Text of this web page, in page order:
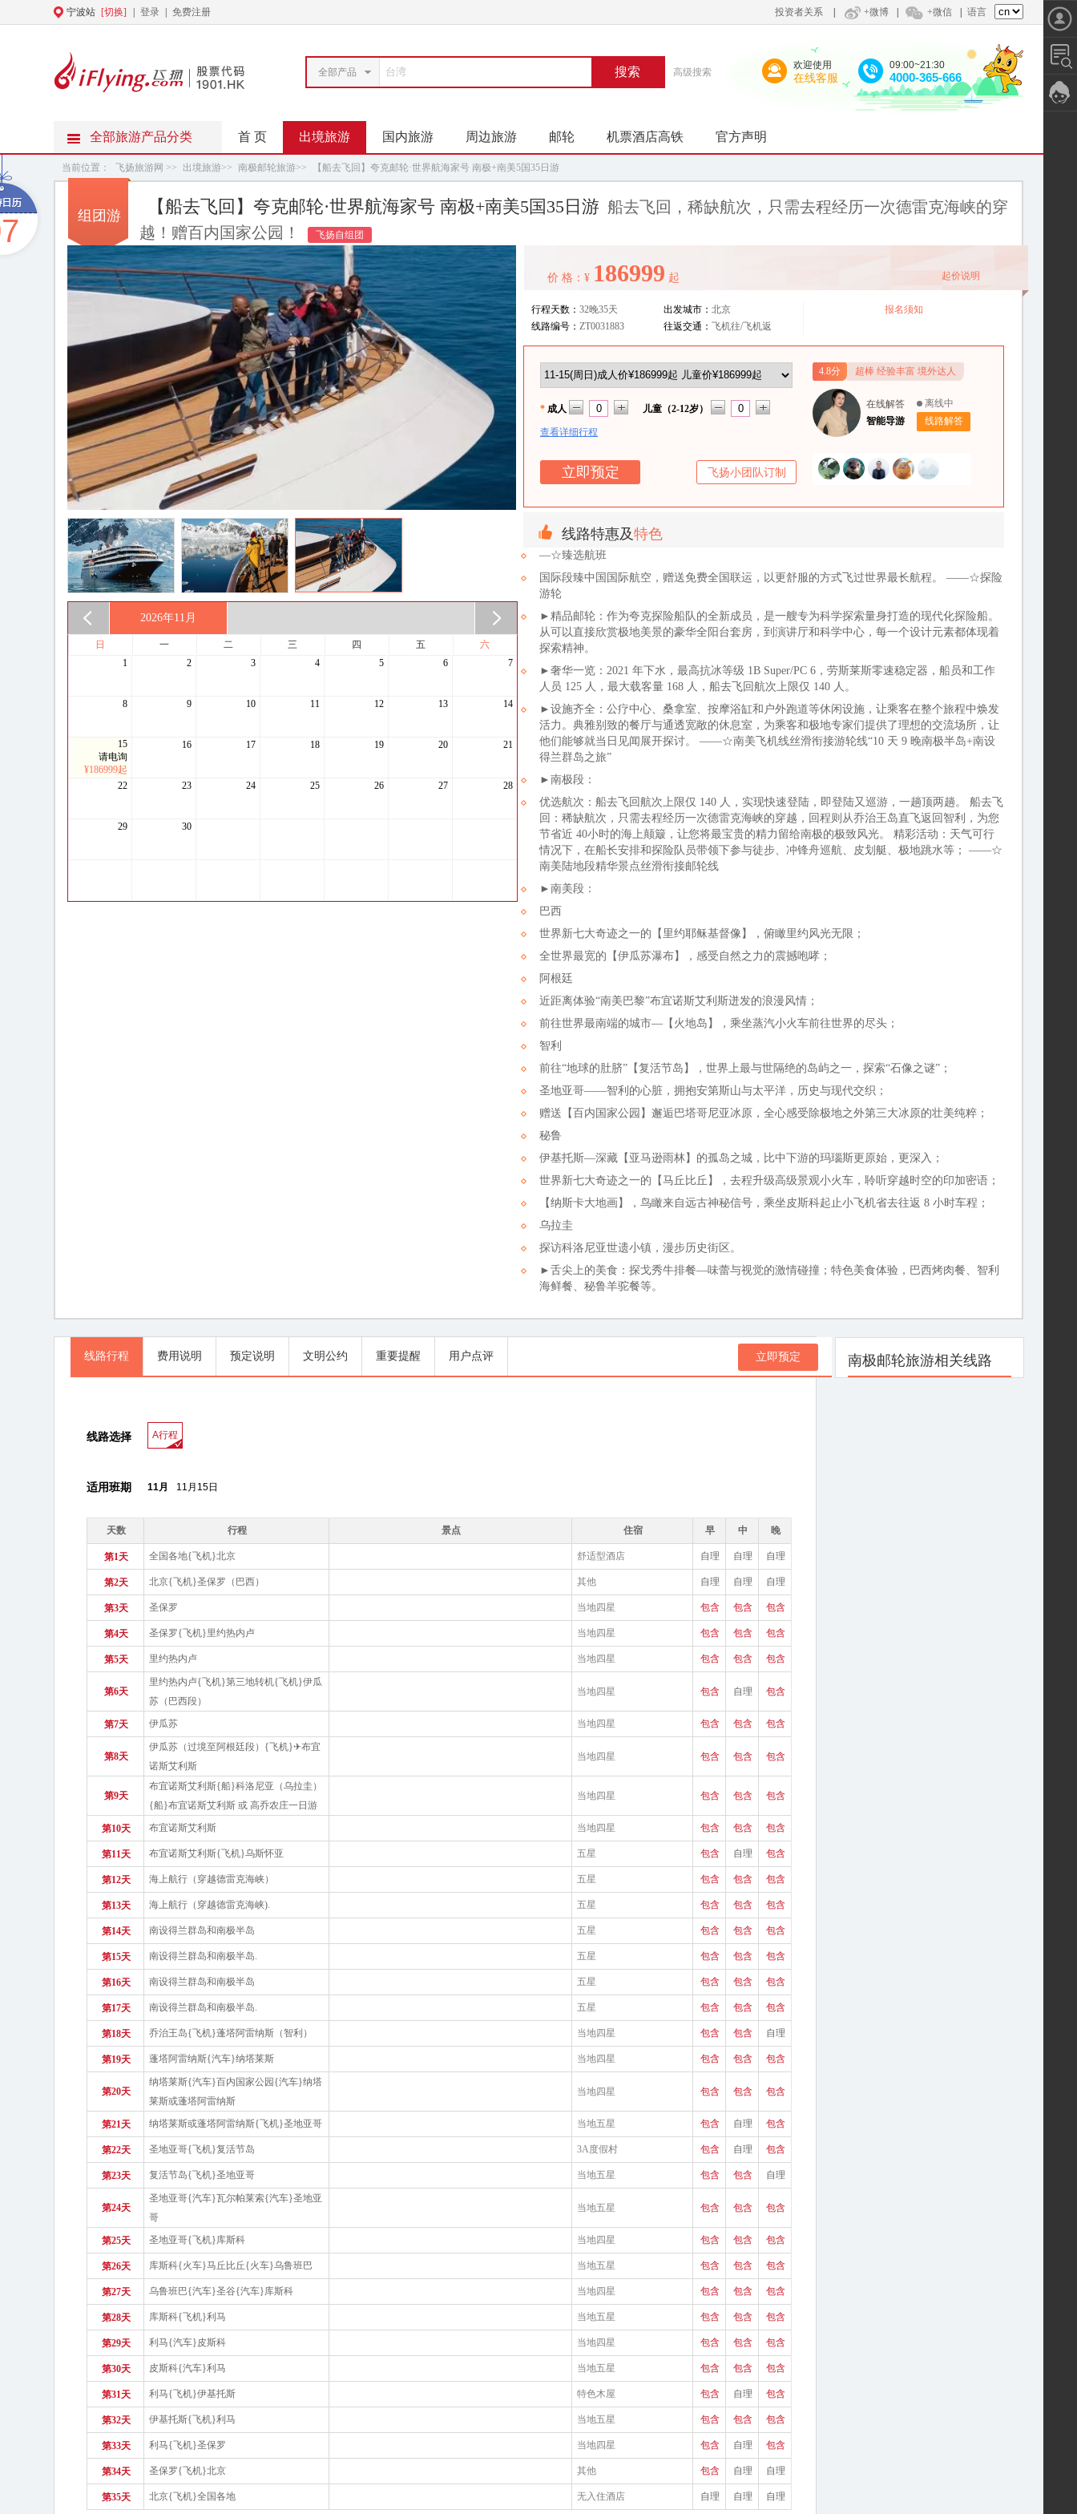
宁波站 [切换] 登录 免费注册 投资者关系 +微博 +微信 语言
全部产品 搜索 高级搜索
欢迎使用
在线客服
09:00~21:30
4000-365-666
全部旅游产品分类 首 页 出境旅游 国内旅游 周边旅游 邮轮 机票酒店高铁 官方声明
当前位置： 飞扬旅游网 >> 出境旅游>> 南极邮轮旅游>> 【船去飞回】夸克邮轮·世界航海家号 南极+南美5国35日游
组团游 【船去飞回】夸克邮轮·世界航海家号 南极+南美5国35日游 船去飞回，稀缺航次，只需去程经历一次德雷克海峡的穿
越！赠百内国家公园！
飞扬自组团
2026年11月
日 一 二 三 四 五
六
1
2 3 4 5 6 7
8 9 10 11 12 13 14
15
请电询
¥186999起
16 17 18 19 20 21
22 23 24 25 26 27 28
29 30
价 格：¥ 186999 起 起价说明
行程天数： 32晚35天 出发城市： 北京
线路编号： ZT0031883 往返交通： 飞机往/飞机返
报名须知
* 成人 儿童（2-12岁）
查看详细行程
飞扬小团队订制
4.8分 超棒 经验丰富 境外达人
在线解答
智能导游
离线中
线路解答
线路特惠及特色
—☆臻选航班
国际段臻中国国际航空，赠送免费全国联运，以更舒服的方式飞过世界最长航程。 ——☆探险
游轮
►精品邮轮：作为夸克探险船队的全新成员，是一艘专为科学探索量身打造的现代化探险船。
从可以直接欣赏极地美景的豪华全阳台套房，到演讲厅和科学中心，每一个设计元素都体现着
探索精神。
►奢华一览：2021 年下水，最高抗冰等级 1B Super/PC 6，劳斯莱斯零速稳定器，船员和工作
人员 125 人，最大载客量 168 人，船去飞回航次上限仅 140 人。
►设施齐全：公疗中心、桑拿室、按摩浴缸和户外跑道等休闲设施，让乘客在整个旅程中焕发
活力。典雅别致的餐厅与通透宽敞的休息室，为乘客和极地专家们提供了理想的交流场所，让
他们能够就当日见闻展开探讨。 ——☆南美飞机线丝滑衔接游轮线“10 天 9 晚南极半岛+南设
得兰群岛之旅”
►南极段：
优选航次：船去飞回航次上限仅 140 人，实现快速登陆，即登陆又巡游，一趟顶两趟。 船去飞
回：稀缺航次，只需去程经历一次德雷克海峡的穿越，回程则从乔治王岛直飞返回智利，为您
节省近 40小时的海上颠簸，让您将最宝贵的精力留给南极的极致风光。 精彩活动：天气可行
情况下，在船长安排和探险队员带领下参与徒步、冲锋舟巡航、皮划艇、极地跳水等； ——☆
南美陆地段精华景点丝滑衔接邮轮线
►南美段：
巴西
世界新七大奇迹之一的【里约耶稣基督像】，俯瞰里约风光无限；
全世界最宽的【伊瓜苏瀑布】，感受自然之力的震撼咆哮；
阿根廷
近距离体验“南美巴黎”布宜诺斯艾利斯迸发的浪漫风情；
前往世界最南端的城市—【火地岛】，乘坐蒸汽小火车前往世界的尽头；
智利
前往“地球的肚脐”【复活节岛】，世界上最与世隔绝的岛屿之一，探索“石像之谜”；
圣地亚哥——智利的心脏，拥抱安第斯山与太平洋，历史与现代交织；
赠送【百内国家公园】邂逅巴塔哥尼亚冰原，全心感受除极地之外第三大冰原的壮美纯粹；
秘鲁
伊基托斯—深藏【亚马逊雨林】的孤岛之城，比中下游的玛瑙斯更原始，更深入；
世界新七大奇迹之一的【马丘比丘】，去程升级高级景观小火车，聆听穿越时空的印加密语；
【纳斯卡大地画】，鸟瞰来自远古神秘信号，乘坐皮斯科起止小飞机省去往返 8 小时车程；
乌拉圭
探访科洛尼亚世遗小镇，漫步历史街区。
►舌尖上的美食：探戈秀牛排餐—味蕾与视觉的激情碰撞；特色美食体验，巴西烤肉餐、智利
海鲜餐、秘鲁羊驼餐等。
线路行程 费用说明 预定说明 文明公约 重要提醒 用户点评 立即预定
线路行程
线路选择 A行程
适用班期 11月 11月15日
天数 行程 景点 住宿 早 中 晚
第1天 全国各地{飞机}北京 舒适型酒店 自理 自理 自理
第2天 北京{飞机}圣保罗（巴西） 其他 自理 自理 自理
第3天 圣保罗 当地四星 包含 包含 包含
第4天 圣保罗{飞机}里约热内卢 当地四星 包含 包含 包含
第5天 里约热内卢 当地四星 包含 包含 包含
第6天
里约热内卢{飞机}第三地转机{飞机}伊瓜
苏（巴西段）
当地四星 包含 自理 包含
第7天 伊瓜苏 当地四星 包含 包含 包含
第8天
伊瓜苏（过境至阿根廷段）{飞机}✈布宜
诺斯艾利斯
当地四星 包含 包含 包含
第9天
布宜诺斯艾利斯{船}科洛尼亚（乌拉圭）
{船}布宜诺斯艾利斯 或 高乔农庄一日游
当地四星 包含 包含 包含
第10天 布宜诺斯艾利斯 当地四星 包含 包含 包含
第11天 布宜诺斯艾利斯{飞机}乌斯怀亚 五星 包含 自理 包含
第12天 海上航行（穿越德雷克海峡） 五星 包含 包含 包含
第13天 海上航行（穿越德雷克海峡). 五星 包含 包含 包含
第14天 南设得兰群岛和南极半岛 五星 包含 包含 包含
第15天 南设得兰群岛和南极半岛. 五星 包含 包含 包含
第16天 南设得兰群岛和南极半岛 五星 包含 包含 包含
第17天 南设得兰群岛和南极半岛. 五星 包含 包含 包含
第18天 乔治王岛{飞机}蓬塔阿雷纳斯（智利） 当地四星 包含 包含 自理
第19天 蓬塔阿雷纳斯{汽车}纳塔莱斯 当地四星 包含 包含 包含
第20天
纳塔莱斯{汽车}百内国家公园{汽车}纳塔
莱斯或蓬塔阿雷纳斯
当地四星 包含 包含 包含
第21天 纳塔莱斯或蓬塔阿雷纳斯{飞机}圣地亚哥 当地五星 包含 自理 包含
第22天 圣地亚哥{飞机}复活节岛 3A度假村 包含 自理 包含
第23天 复活节岛{飞机}圣地亚哥 当地五星 包含 包含 自理
第24天
圣地亚哥{汽车}瓦尔帕莱索{汽车}圣地亚
哥
当地五星 包含 包含 包含
第25天 圣地亚哥{飞机}库斯科 当地四星 包含 包含 包含
第26天 库斯科{火车}马丘比丘{火车}乌鲁班巴 当地五星 包含 包含 包含
第27天 乌鲁班巴{汽车}圣谷{汽车}库斯科 当地四星 包含 包含 包含
第28天 库斯科{飞机}利马 当地五星 包含 包含 包含
第29天 利马{汽车}皮斯科 当地四星 包含 包含 包含
第30天 皮斯科{汽车}利马 当地五星 包含 包含 包含
第31天 利马{飞机}伊基托斯 特色木屋 包含 自理 包含
第32天 伊基托斯{飞机}利马 当地五星 包含 包含 包含
第33天 利马{飞机}圣保罗 当地四星 包含 自理 包含
第34天 圣保罗{飞机}北京 其他 包含 自理 自理
第35天 北京{飞机}全国各地 无入住酒店 自理 自理 自理
南极邮轮旅游相关线路